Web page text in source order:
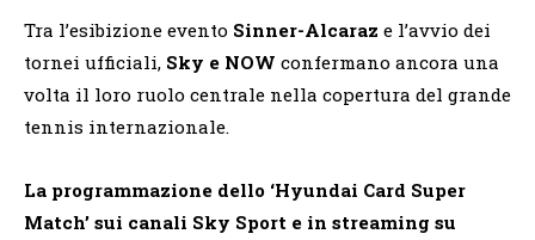
Tra l’esibizione evento Sinner-Alcaraz e l’avvio dei
tornei ufficiali, Sky e NOW confermano ancora una
volta il loro ruolo centrale nella copertura del grande
tennis internazionale.
La programmazione dello ‘Hyundai Card Super
Match’ sui canali Sky Sport e in streaming su